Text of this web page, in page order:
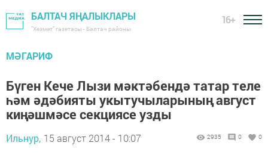
БАЛТАЧ ЯҢАЛЫКЛАРЫ
"Хезмәт" газетасы - Балтач районы
16+
МӘГАРИФ
Бүген Кече Лызи мәктәбендә татар теле
һәм әдәбияты укытучыларының август
киңәшмәсе секциясе узды
Ильнур, 15 август 2014 - 10:07 2935 0 0